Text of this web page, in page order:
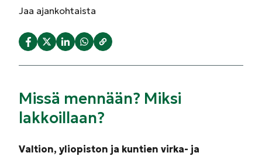
Jaa ajankohtaista
Missä mennään? Miksi
lakkoillaan?
Valtion, yliopiston ja kuntien virka- ja